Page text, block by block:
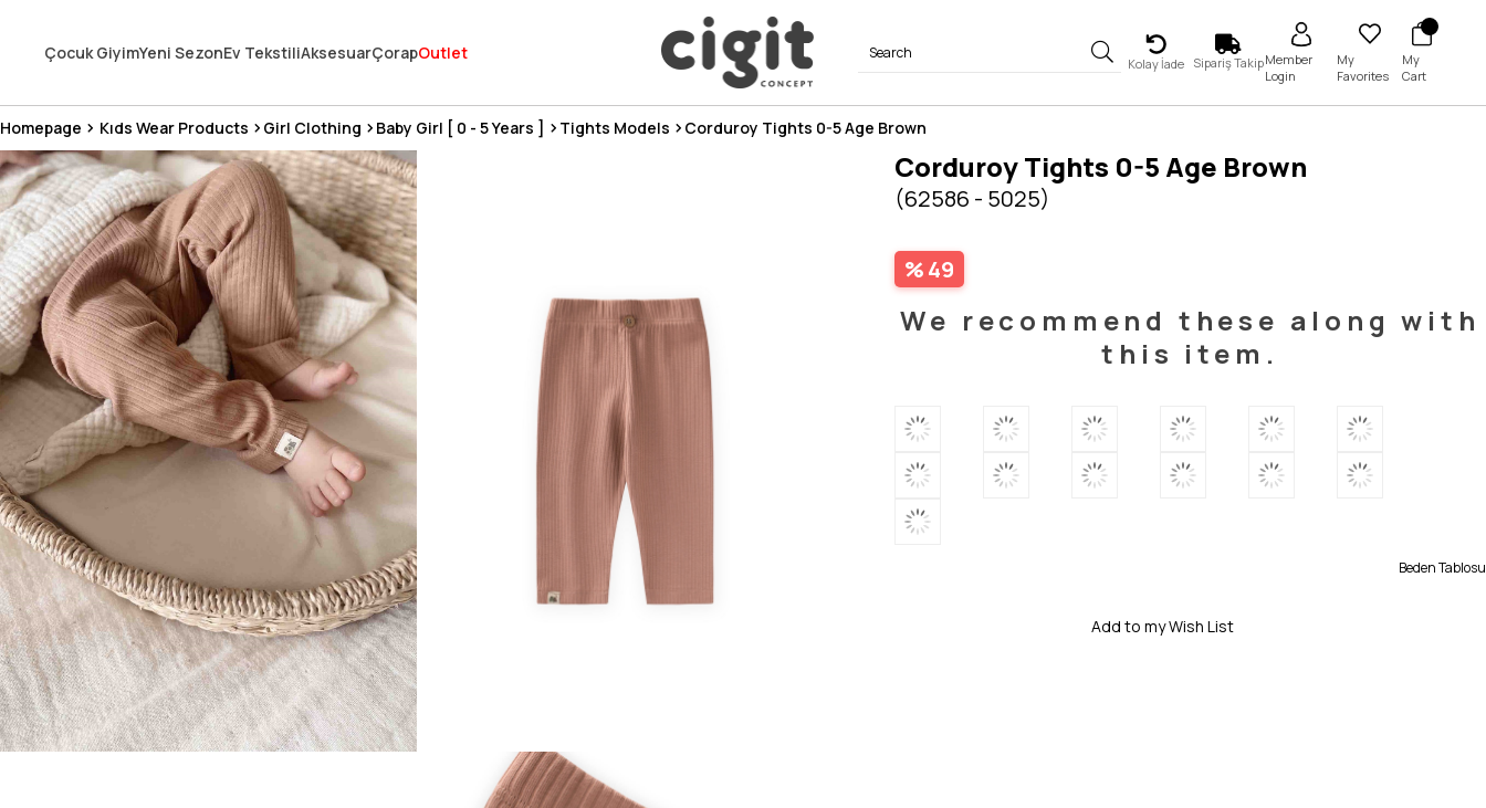
300₺ ve Üzeri Alışverişlerde Kargo Ücretsiz !
Koşulsuz Şartsız İade İmkanı
Çocuk GiyimYeni SezonEv TekstiliAksesuarÇorapOutlet
Kolay İade Sipariş TakipMember
Login
My
Favorites
My
Cart
Homepage Kıds Wear Products Girl Clothing Baby Girl [ 0 - 5 Years ] Tights Models Corduroy Tights 0-5 Age Brown
Corduroy Tights 0-5 Age Brown
(62586 - 5025)
49
We recommend these along with
this item.
Beden Tablosu
Add to my Wish List